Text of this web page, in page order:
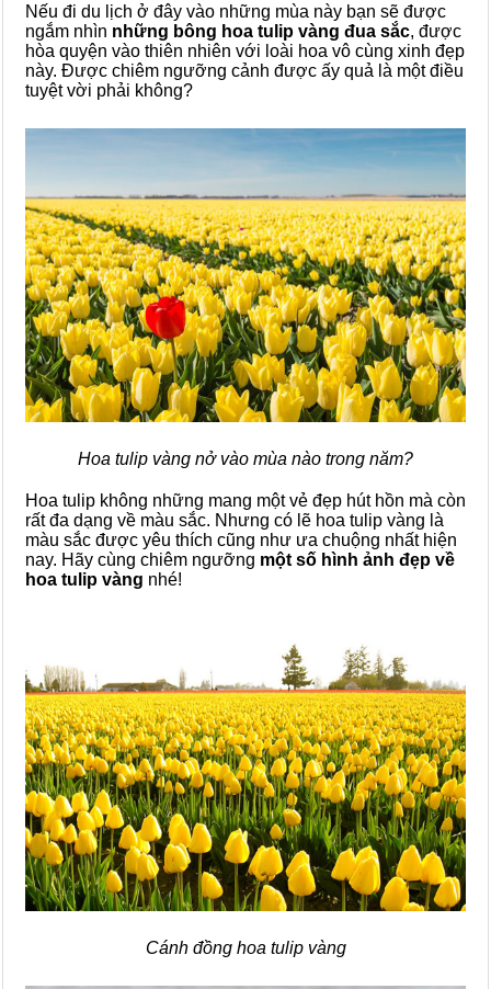
Nếu đi du lịch ở đây vào những mùa này bạn sẽ được
ngắm nhìn những bông hoa tulip vàng đua sắc, được
hòa quyện vào thiên nhiên với loài hoa vô cùng xinh đẹp
này. Được chiêm ngưỡng cảnh được ấy quả là một điều
tuyệt vời phải không?
Hoa tulip vàng nở vào mùa nào trong năm?
Hoa tulip không những mang một vẻ đẹp hút hồn mà còn
rất đa dạng về màu sắc. Nhưng có lẽ hoa tulip vàng là
màu sắc được yêu thích cũng như ưa chuộng nhất hiện
nay. Hãy cùng chiêm ngưỡng một số hình ảnh đẹp về
hoa tulip vàng nhé!
Cánh đồng hoa tulip vàng